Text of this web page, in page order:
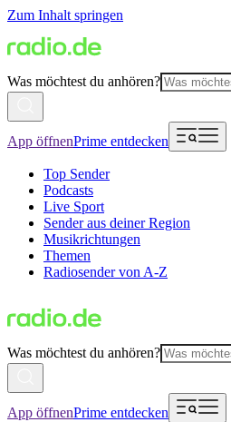
Zum Inhalt springen
Was möchtest du anhören?
App öffnenPrime entdecken
Top Sender
Podcasts
Live Sport
Sender aus deiner Region
Musikrichtungen
Themen
Radiosender von A-Z
Was möchtest du anhören?
App öffnenPrime entdecken